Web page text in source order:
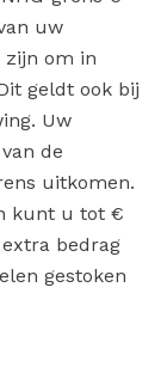
uw
zijn om in
geldt ook bij
Uw
de
uitkomen.
kunt u tot €
bedrag
gestoken